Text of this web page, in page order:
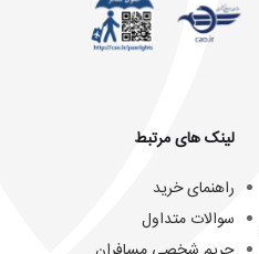
لینک های مرتبط
راهنمای خرید
سوالات متداول